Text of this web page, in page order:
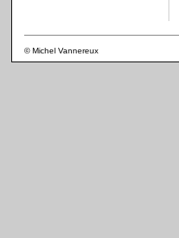
© Michel Vannereux